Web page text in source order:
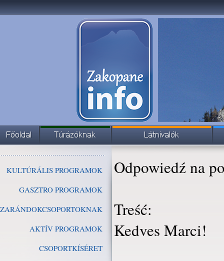
KULTÚRÁLIS PROGRAMOK
GASZTRO PROGRAMOK
ZARÁNDOKCSOPORTOKNAK
AKTÍV PROGRAMOK
CSOPORTKÍSÉRET
Odpowiedź na
Treść:
Kedves Marci!